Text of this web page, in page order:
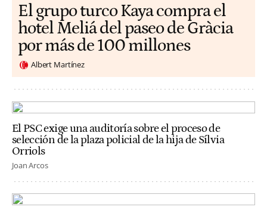
El grupo turco Kaya compra el
hotel Meliá del paseo de Gràcia
por más de 100 millones
Albert Martínez
El PSC exige una auditoría sobre el proceso de
selección de la plaza policial de la hija de Sílvia
Orriols
Joan Arcos